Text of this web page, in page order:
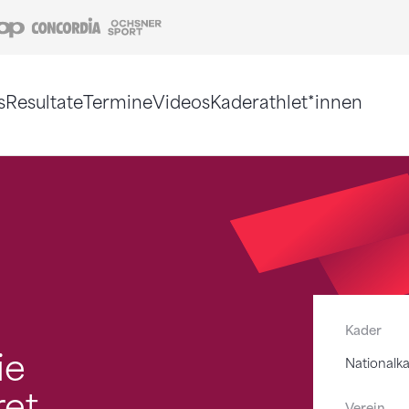
Coop Concordia
ResultateTermineVideosKaderathlet*innen
Kader